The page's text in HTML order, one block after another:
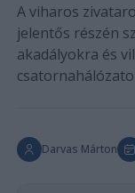
A viharos
jelentős részén
akadályokra és
Darvas Márton